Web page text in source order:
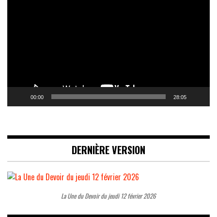
00:00 28:05
DERNIÈRE VERSION
La Une du Devoir du jeudi 12 février 2026